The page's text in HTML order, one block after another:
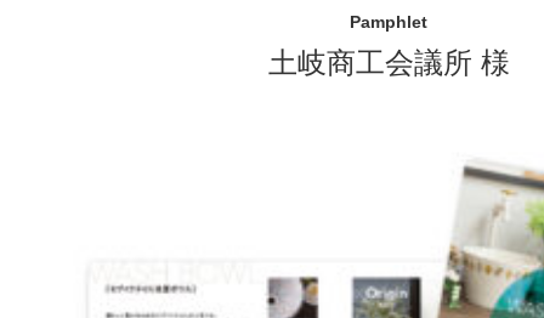
Pamphlet
土岐商工会議所 様